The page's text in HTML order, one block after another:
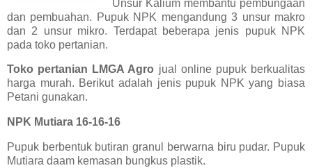
Unsur Kalium membantu pembungaan
dan pembuahan. Pupuk NPK mengandung 3 unsur makro
dan 2 unsur mikro. Terdapat beberapa jenis pupuk NPK
pada toko pertanian.
Toko pertanian LMGA Agro jual online pupuk berkualitas
harga murah. Berikut adalah jenis pupuk NPK yang biasa
Petani gunakan.
NPK Mutiara 16-16-16
Pupuk berbentuk butiran granul berwarna biru pudar. Pupuk
Mutiara daam kemasan bungkus plastik.